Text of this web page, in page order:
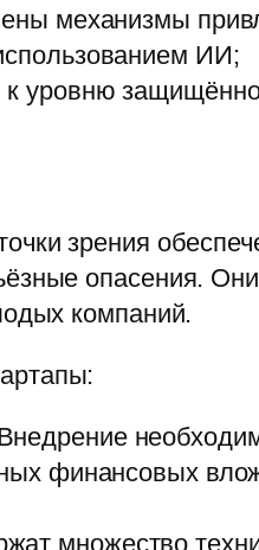
механизмы
ИИ;
уровню
зрения
опасения.
компаний.
финансовых
множество